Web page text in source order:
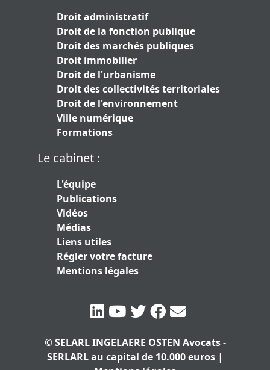
Droit administratif
Droit de la fonction publique
Droit des marchés publiques
Droit immobilier
Droit de l'urbanisme
Droit des collectivités territoriales
Droit de l'environnement
Ville numérique
Formations
Le cabinet :
L'équipe
Publications
Vidéos
Médias
Liens utiles
Régler votre facture
Mentions légales
© SELARL INGELAERE OSTEN Avocats -
SERLARL au capital de 10.000 euros |